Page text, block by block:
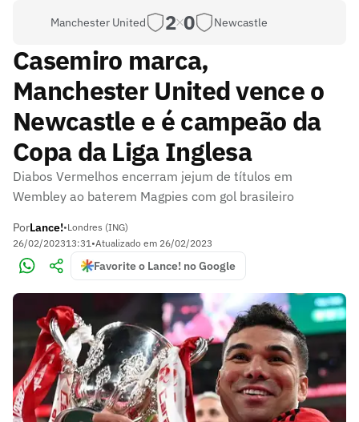
Manchester United 2 0 Newcastle
Casemiro marca,
Manchester United vence o
Newcastle e é campeão da
Copa da Liga Inglesa
Diabos Vermelhos encerram jejum de títulos em
Wembley ao baterem Magpies com gol brasileiro
PorLance!•Londres (ING)
26/02/202313:31•Atualizado em 26/02/2023
Favorite o Lance! no Google